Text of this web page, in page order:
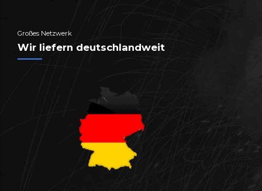
Großes Netzwerk
Wir liefern deutschlandweit